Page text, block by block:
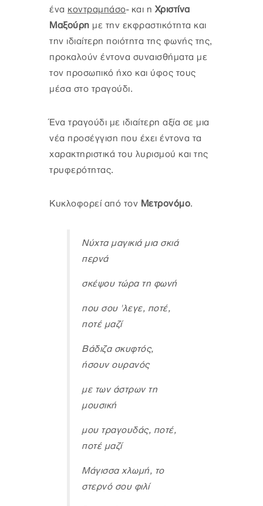
ένα κοντραμπάσο- και η Χριστίνα
Μαξούρη με την εκφραστικότητα και
την ιδιαίτερη ποιότητα της φωνής της,
προκαλούν έντονα συναισθήματα με
τον προσωπικό ήχο και ύφος τους
μέσα στο τραγούδι.
Ένα τραγούδι με ιδιαίτερη αξία σε μια
νέα προσέγγιση που έχει έντονα τα
χαρακτηριστικά του λυρισμού και της
τρυφερότητας.
Κυκλοφορεί από τον Μετρονόμο.
Νύχτα μαγικιά μια σκιά
περνά
σκέψου τώρα τη φωνή
που σου 'λεγε, ποτέ,
ποτέ μαζί
Βάδιζα σκυφτός,
ήσουν ουρανός
με των άστρων τη
μουσική
μου τραγουδάς, ποτέ,
ποτέ μαζί
Μάγισσα χλωμή, το
στερνό σου φιλί